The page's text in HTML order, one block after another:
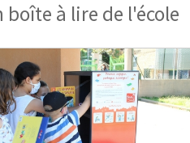
à lire de l'école